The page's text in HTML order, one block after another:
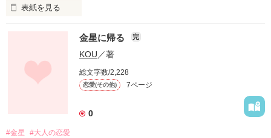
作品を読む
表紙を見る
虚構を幾つ積み重ねても
それは虚構であり
金星に帰る 完
KOU／著
総文字数/2,228
恋愛(その他) 7ページ
0
#金星 #大人の恋愛